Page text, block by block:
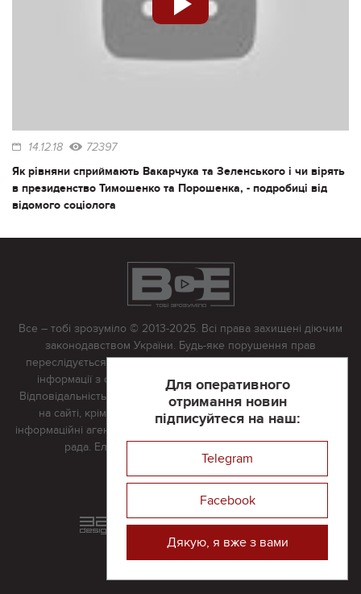
14.12.18 72397
Як рівняни сприймають Вакарчука та Зеленського і чи вірять
в президенство Тимошенко та Порошенка, - подробиці від
відомого соціолога
Для оперативного
отримання новин
підписуйтеся на наш:
Telegram
Facebook
Дякую, я вже з вами
Все – тобі зрозуміло © 2013-2025. Всі права захищені діючим
законодавством України. Будь-яке порушення прав
переслідується в судовому порядку. Будь-яке відтворення
інформації з сайту тільки з письмово дозволу редакції.
Відповідальність за достовірність усіх матеріалів, розміщених
на сайті, крім матеріалів, які містять посилання на інші
інформаційні агентства або інтернет-видання, несе редакційна
рада. Електронна пошта:
Реклама на сайті
Розроблений та підтримується